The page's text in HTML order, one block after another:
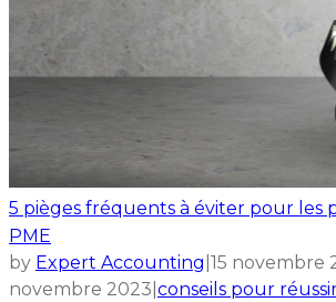
5 pièges fréquents à éviter pour les
PME
by Expert Accounting 15 novembre
novembre 2023 conseils pour